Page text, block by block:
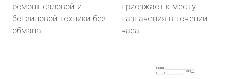
ремонт садовой и
бензиновой техники без
обмана.
приезжает к месту
назначения в течении
часа.